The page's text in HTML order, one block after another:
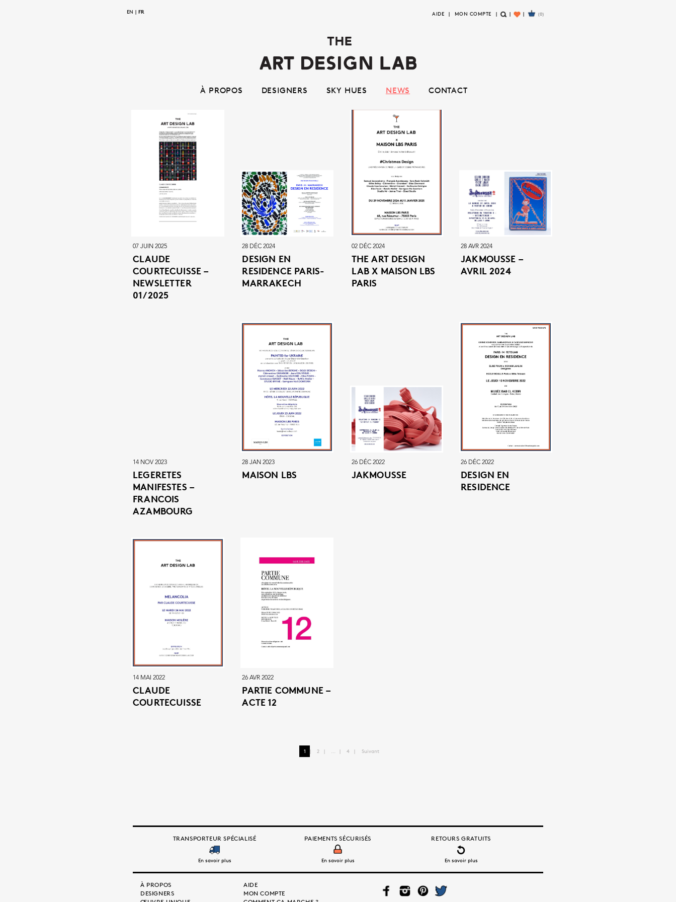
la
contenu
(0)
AIDE
MON COMPTE
R
W
EN FR
À PROPOS DESIGNERS SKY HUES NEWS CONTACT
07 JUIN 2025
CLAUDE
COURTECUISSE –
NEWSLETTER
01/2025
28 DÉC 2024
DESIGN EN
RESIDENCE PARIS-
MARRAKECH
02 DÉC 2024
THE ART DESIGN
LAB X MAISON LBS
PARIS
28 AVR 2024
JAKMOUSSE –
AVRIL 2024
14 NOV 2023
LEGERETES
MANIFESTES –
FRANCOIS
AZAMBOURG
28 JAN 2023
MAISON LBS
26 DÉC 2022
JAKMOUSSE
26 DÉC 2022
DESIGN EN
RESIDENCE
14 MAI 2022
CLAUDE
COURTECUISSE
26 AVR 2022
PARTIE COMMUNE –
ACTE 12
Pagination
1 2 … 4 Suivant
TRANSPORTEUR SPÉCIALISÉ
En savoir plus
PAIEMENTS SÉCURISÉS
En savoir plus
RETOURS GRATUITS
En savoir plus
À PROPOS
DESIGNERS
AIDE
MON COMPTE
FAC
EB
INS
TAG
PIN
TER
TWI
TTE